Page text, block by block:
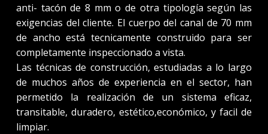
anti- tacón de 8 mm o de otra tipología según las
exigencias del cliente. El cuerpo del canal de 70 mm
de ancho está tecnicamente construido para ser
completamente inspeccionado a vista.
Las técnicas de construcción, estudiadas a lo largo
de muchos años de experiencia en el sector, han
permetido la realización de un sistema eficaz,
transitable, duradero, estético,económico, y facil de
limpiar.